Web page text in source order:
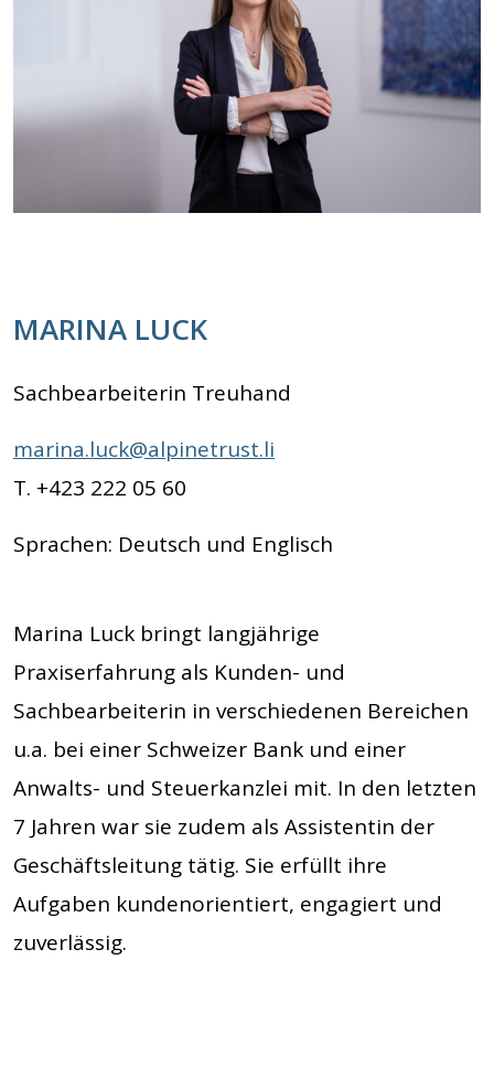
MARINA LUCK
Sachbearbeiterin Treuhand
marina.luck@alpinetrust.li
T. +423 222 05 60
Sprachen: Deutsch und Englisch
Marina Luck bringt langjährige
Praxiserfahrung als Kunden- und
Sachbearbeiterin in verschiedenen Bereichen
u.a. bei einer Schweizer Bank und einer
Anwalts- und Steuerkanzlei mit. In den letzten
7 Jahren war sie zudem als Assistentin der
Geschäftsleitung tätig. Sie erfüllt ihre
Aufgaben kundenorientiert, engagiert und
zuverlässig.